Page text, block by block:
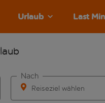
Urlaub Last
Reiseziel wählen
Nach